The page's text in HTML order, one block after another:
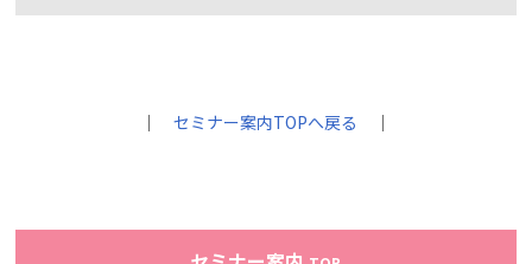
｜セミナー案内TOPへ戻る ｜